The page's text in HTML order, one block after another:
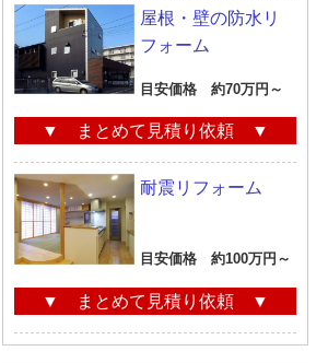
屋根・壁の防水リ
フォーム
目安価格 約70万円～
▼ まとめて見積り依頼 ▼
耐震リフォーム
目安価格 約100万円～
▼ まとめて見積り依頼 ▼